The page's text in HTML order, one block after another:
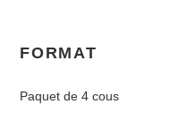
FORMAT
Paquet de 4 cous